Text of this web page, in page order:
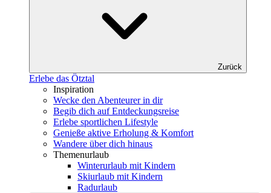
Zurück
Erlebe das Ötztal
Inspiration
Wecke den Abenteurer in dir
Begib dich auf Entdeckungsreise
Erlebe sportlichen Lifestyle
Genieße aktive Erholung & Komfort
Wandere über dich hinaus
Themenurlaub
Winterurlaub mit Kindern
Skiurlaub mit Kindern
Radurlaub